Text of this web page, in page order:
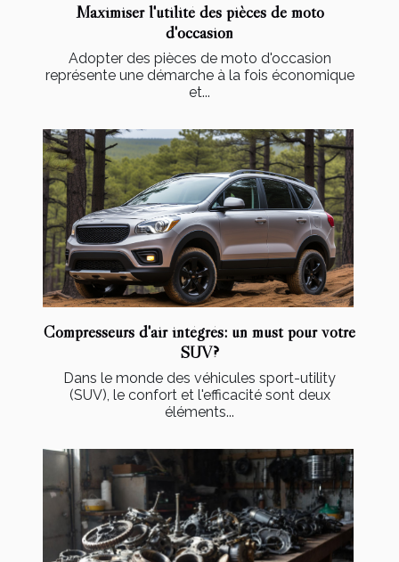
Maximiser l'utilité des pièces de moto
d'occasion
Adopter des pièces de moto d'occasion
représente une démarche à la fois économique
et...
Compresseurs d'air intégrés: un must pour votre
SUV?
Dans le monde des véhicules sport-utility
(SUV), le confort et l'efficacité sont deux
éléments...